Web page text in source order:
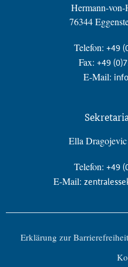
Hermann-von-
76344
Telefon: +49
Fax: +49
E-Mail:
Ella Dragojevic
Telefon: +49
E-Mail:
Erklärung zur Barrierefreiheit